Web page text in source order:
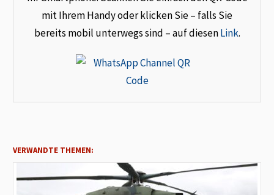
mit Ihrem Handy oder klicken Sie – falls Sie
bereits mobil unterwegs sind – auf diesenLink.
VERWANDTE THEMEN: